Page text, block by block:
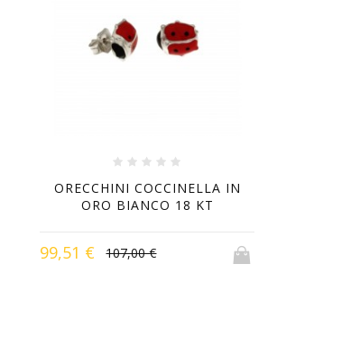
ORECCHINI COCCINELLA IN
ORO BIANCO 18 KT
99,51 € 107,00 €